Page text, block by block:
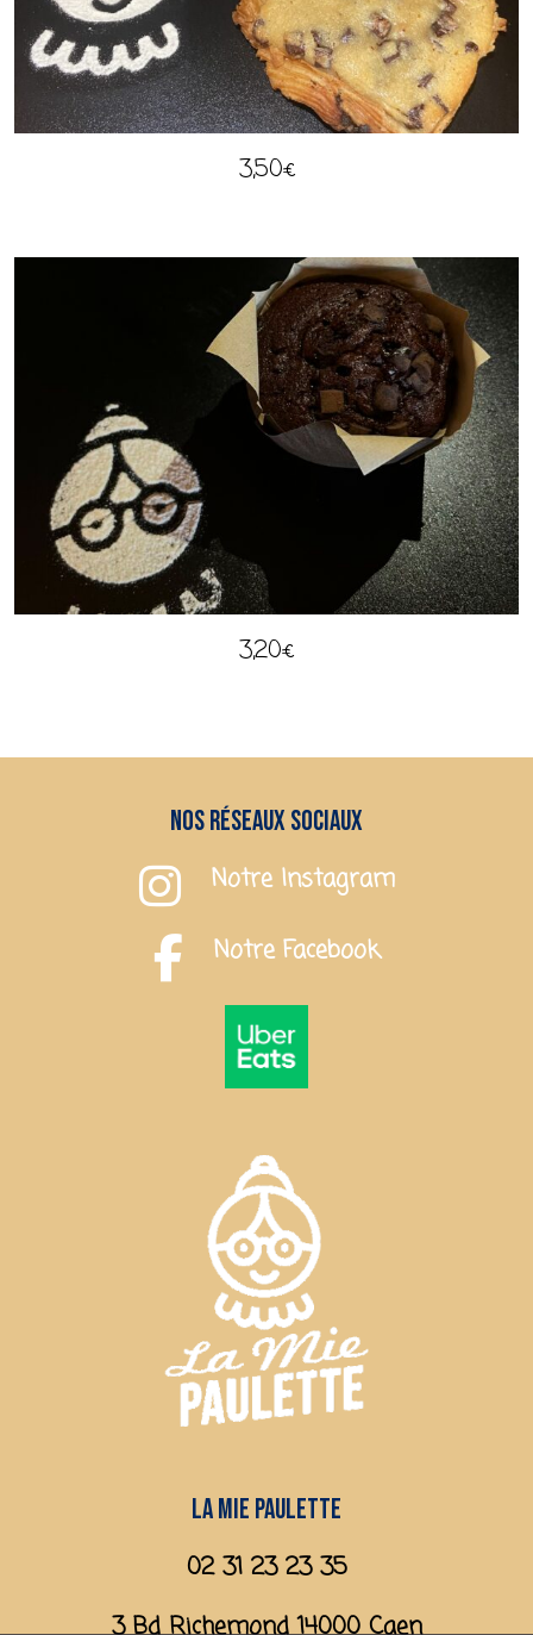
3,50€
3,20€
Nos réseaux sociaux
Notre Instagram
Notre Facebook
La mie paulette
02 31 23 23 35